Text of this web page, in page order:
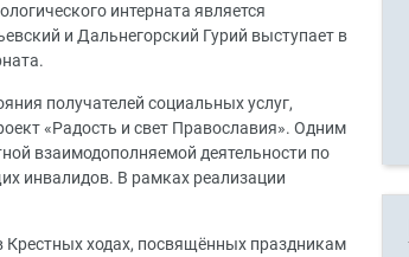
интерната является
и Дальнегорский Гурий выступает в
получателей социальных услуг,
«Радость и свет Православия». Одним
взаимодополняемой деятельности по
инвалидов. В рамках реализации
Крестных ходах, посвящённых праздникам